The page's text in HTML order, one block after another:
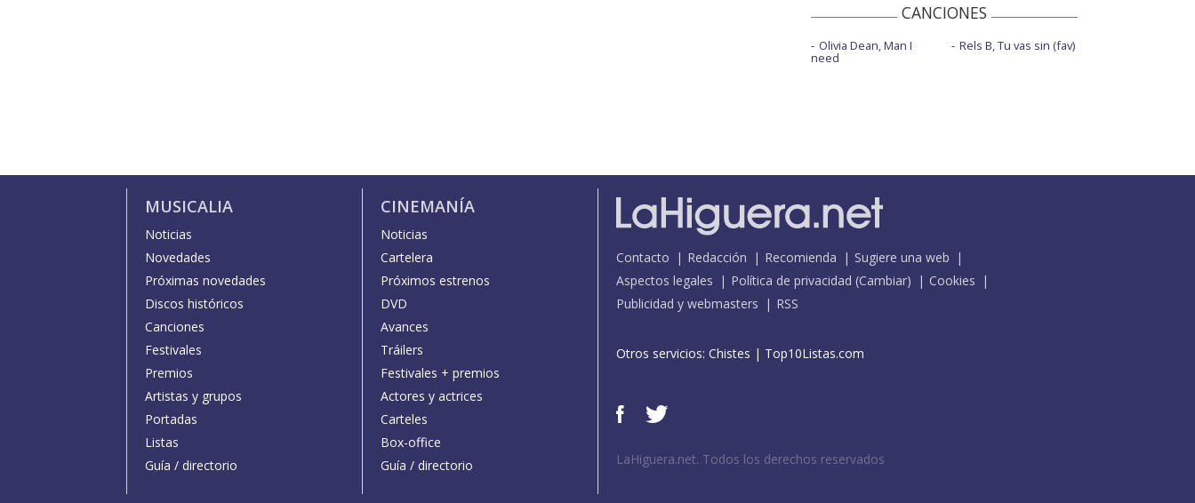
CANCIONES
Olivia Dean, Man I
need
Rels B, Tu vas sin (fav)
MUSICALIA
Noticias
Novedades
Próximas novedades
Discos históricos
Canciones
Festivales
Premios
Artistas y grupos
Portadas
Listas
Guía / directorio
CINEMANÍA
Noticias
Cartelera
Próximos estrenos
DVD
Avances
Tráilers
Festivales + premios
Actores y actrices
Carteles
Box-office
Guía / directorio
Contacto Redacción Recomienda
Sugiere una web
Aspectos legales
Política de privacidad (Cambiar)
Cookies
Publicidad y webmasters
RSS
Otros servicios: Chistes | Top10Listas.com
LaHiguera.net. Todos los derechos reservados